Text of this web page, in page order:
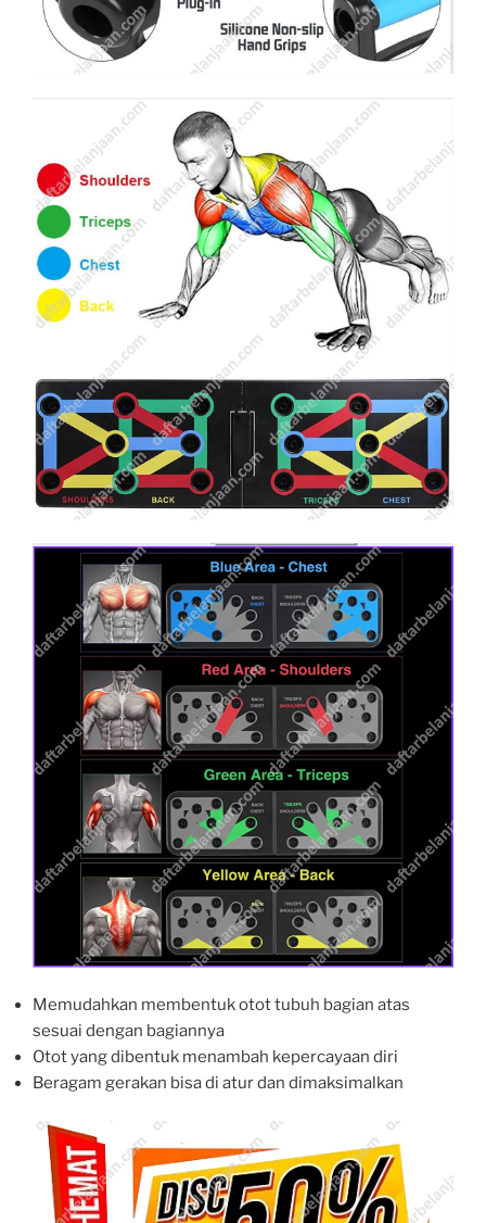
Memudahkan membentuk otot tubuh bagian atas
sesuai dengan bagiannya
Otot yang dibentuk menambah kepercayaan diri
Beragam gerakan bisa di atur dan dimaksimalkan